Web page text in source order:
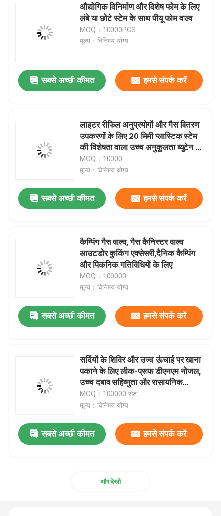
सनस्क्रीन स्प्रे वाल्व
एरोसोल स्प्रे वाल्व
ब्यूटेन गैस लाइटर रिफिल
ऑक्सीजन स्प्रे कैप
टायर inflator वाल्व actuator
रंगीन रिबन वाल्व एक्ट्यूएटर
एरोसोल भरने की मशीन
औद्योगिक विनिर्माण और विशेष फोम के लिए
लंबे या छोटे स्टेम के साथ पीयू फोम वाल्व
MOQ：10000PCS
मूल्य：विनिमय योग्य
सबसे अच्छी कीमत हमसे संपर्क करें
लाइटर रीफिल अनुप्रयोगों और गैस वितरण
उपकरणों के लिए 20 मिमी प्लास्टिक स्टेम
की विशेषता वाला उच्च अनुकूलता ब्यूटेन गैस
वाल्व
MOQ：10000
मूल्य：विनिमय योग्य
सबसे अच्छी कीमत हमसे संपर्क करें
कैम्पिंग गैस वाल्व, गैस कैनिस्टर वाल्व
आउटडोर कुकिंग एक्सेसरी,दैनिक कैम्पिंग
और पिकनिक गतिविधियों के लिए
MOQ：100000
मूल्य：विनिमय योग्य
सबसे अच्छी कीमत हमसे संपर्क करें
सर्दियों के शिविर और उच्च ऊंचाई पर खाना
पकाने के लिए लीक-प्रूफ डीएनएम नोजल,
उच्च दबाव सहिष्णुता और रासायनिक
प्रतिरोधी सामग्री के साथ एरोसोल ब्यूटेन
गैस वाल्व
MOQ：100000 सेट
मूल्य：विनिमय योग्य
सबसे अच्छी कीमत हमसे संपर्क करें
और देखो